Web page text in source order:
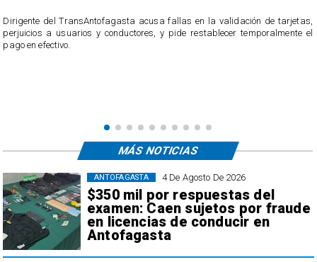
​Dirigente del TransAntofagasta acusa fallas en la validación de tarjetas,
perjuicios a usuarios y conductores, y pide restablecer temporalmente el
pago en efectivo.
4 De Agosto De 2026
$350 mil por respuestas del
examen: Caen sujetos por fraude
en licencias de conducir en
Antofagasta
ANTOFAGASTA
MÁS NOTICIAS